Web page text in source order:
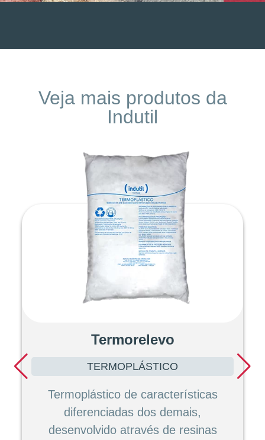
Veja mais produtos da
Indutil
Termorelevo
TERMOPLÁSTICO
Termoplástico de características
diferenciadas dos demais,
desenvolvido através de resinas